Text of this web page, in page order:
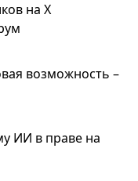
на X
возможность –
ИИ в праве на